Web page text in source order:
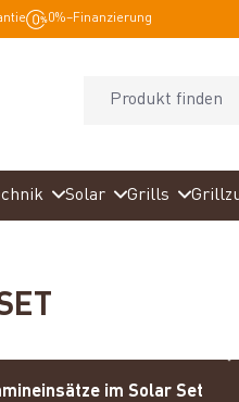
0%–Finanzierung
Solar Grills
im Solar Set